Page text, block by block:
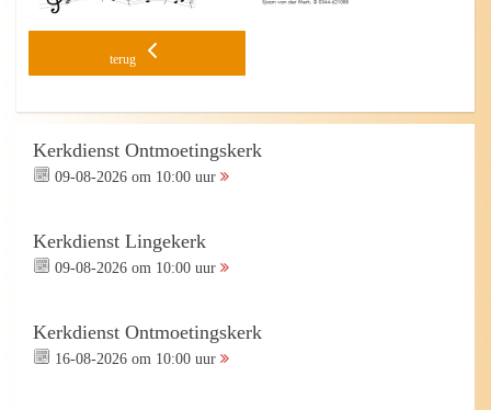
terug
Kerkdienst Ontmoetingskerk
09-08-2026 om 10:00 uur
Kerkdienst Lingekerk
09-08-2026 om 10:00 uur
Kerkdienst Ontmoetingskerk
16-08-2026 om 10:00 uur